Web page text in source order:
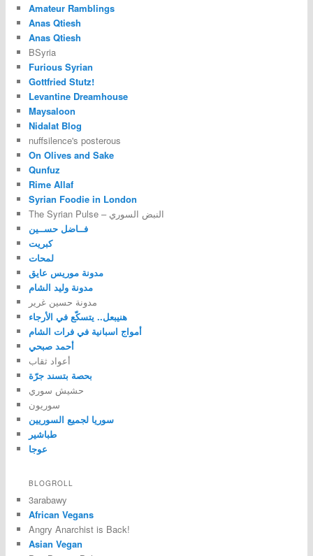
Amateur Ramblings
Anas Qtiesh
Anas Qtiesh
BSyria
Furious Syrian
Gottfried Stutz!
Levantine Dreamhouse
Maysaloon
Nidalat Blog
nuffsilence's posterous
On Olives and Sake
Qunfuz
Rime Allaf
Syrian Foodie in London
The Syrian Pulse – النبض السوري
فــاضل حســين
كبريت
لمحات
مدونة موريس عايق
مدونة وليد الشام
مدونة حسين غرير
هنيبعل.. يتسكّع في الأرجاء
أمواج اسبانية في فرات الشام
أحمد صبحي
أعواد ثقاب
بحصة بتسند جرّة
حشيش سوري
سوريون
سوريا لجميع السوريين
طباشير
عوجا
BLOGROLL
3arabawy
African Vegans
Angry Anarchist is Back!
Asian Vegan